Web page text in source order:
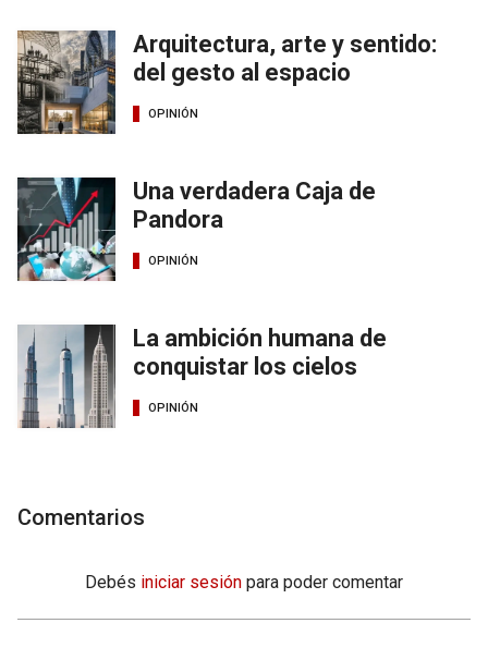
Arquitectura, arte y sentido:
del gesto al espacio
OPINIÓN
Una verdadera Caja de
Pandora
OPINIÓN
La ambición humana de
conquistar los cielos
OPINIÓN
Comentarios
Debés iniciar sesión para poder comentar